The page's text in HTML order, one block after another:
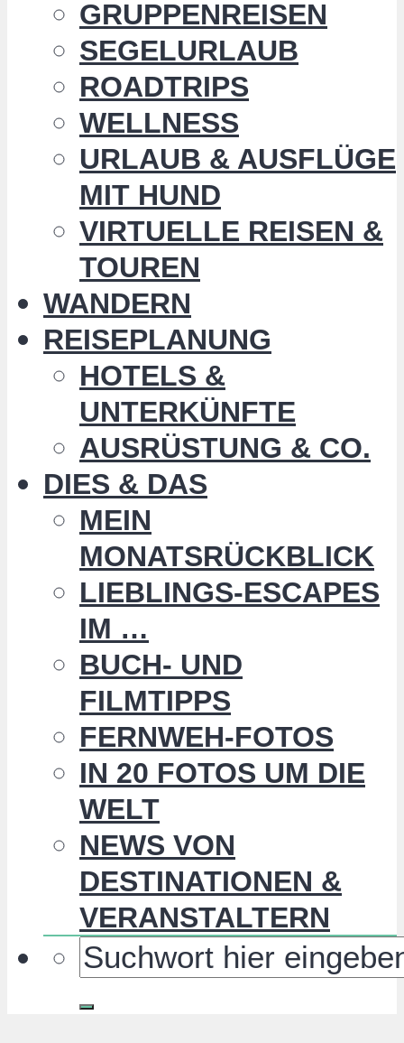
GRUPPENREISEN
SEGELURLAUB
ROADTRIPS
WELLNESS
URLAUB & AUSFLÜGE
MIT HUND
VIRTUELLE REISEN &
TOUREN
WANDERN
REISEPLANUNG
HOTELS &
UNTERKÜNFTE
AUSRÜSTUNG & CO.
DIES & DAS
MEIN
MONATSRÜCKBLICK
LIEBLINGS-ESCAPES
IM …
BUCH- UND
FILMTIPPS
FERNWEH-FOTOS
IN 20 FOTOS UM DIE
WELT
NEWS VON
DESTINATIONEN &
VERANSTALTERN